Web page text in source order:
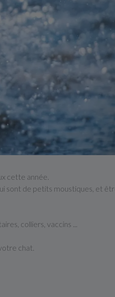
cette année.
sont de petits moustiques, et
colliers, vaccins ...
chat.